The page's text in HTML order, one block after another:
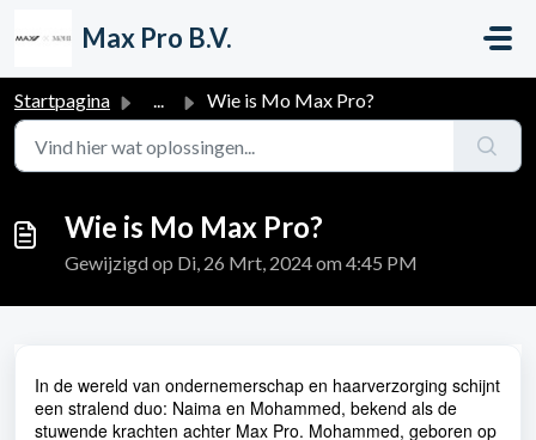
Max Pro B.V.
Startpagina ... Wie is Mo Max Pro?
Wie is Mo Max Pro?
Gewijzigd op Di, 26 Mrt, 2024 om 4:45 PM
In de wereld van ondernemerschap en haarverzorging schijnt
een stralend duo: Naima en Mohammed, bekend als de
stuwende krachten achter Max Pro. Mohammed, geboren op